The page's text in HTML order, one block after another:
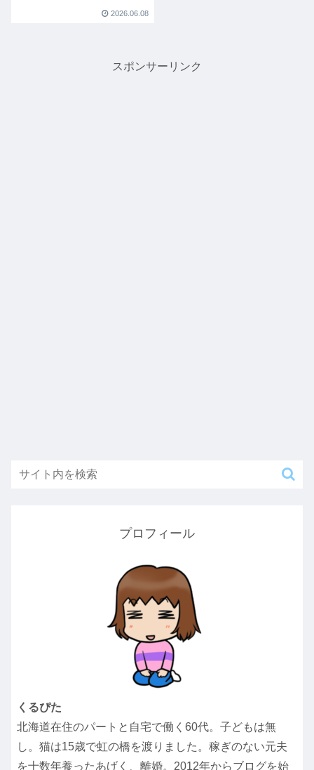
2026.06.08
スポンサーリンク
プロフィール
くるぴた
北海道在住のパートと自宅で働く60代。子どもは無
し。猫は15歳で虹の橋を渡りました。稼ぎのない元夫
を十数年養ったあげく、離婚。2012年からブログを始